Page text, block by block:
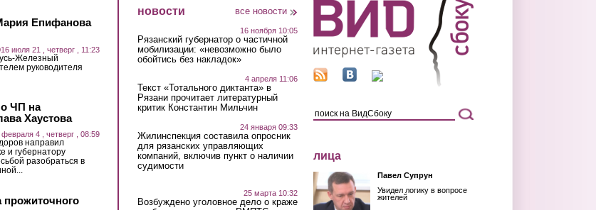
Епифанова
июля 21 , четверг , 11:23
Железный
руководителя
ЧП на
Хаустова
4 , четверг , 08:59
направил
и губернатору
разобраться в
прожиточного
новости все новости
16 ноября 10:05
Рязанский губернатор о частичной
мобилизации: «невозможно было
обойтись без накладок»
4 апреля 11:06
Текст «Тотального диктанта» в
Рязани прочитает литературный
критик Константин Мильчин
24 января 09:33
Жилинспекция составила опросник
для рязанских управляющих
компаний, включив пункт о наличии
судимости
25 марта 10:32
Возбуждено уголовное дело о краже
лица
Павел Супрун
Увидел логику в вопросе
жителей